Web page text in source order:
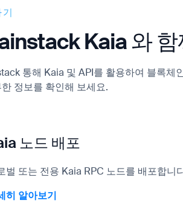
Kaia 와
통해 Kaia 및 API를 활용하여 블록체
정보를 확인해 보세요.
노드 배포
벌 또는 전용 Kaia RPC 노드를 배포합니
히 알아보기